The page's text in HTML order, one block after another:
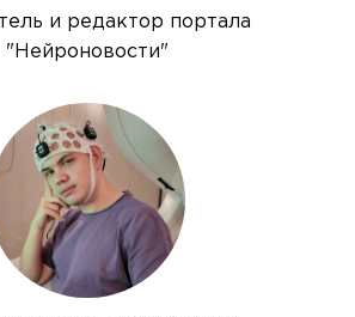
и редактор портала
"Нейроновости"